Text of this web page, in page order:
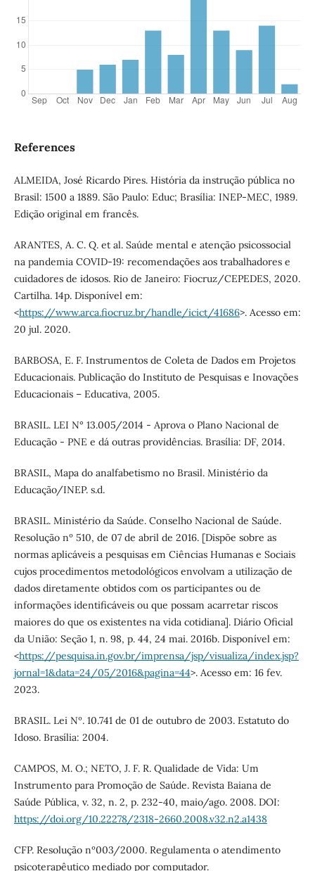
References
ALMEIDA, José Ricardo Pires. História da instrução pública no
Brasil: 1500 a 1889. São Paulo: Educ; Brasília: INEP-MEC, 1989.
Edição original em francês.
ARANTES, A. C. Q. et al. Saúde mental e atenção psicossocial
na pandemia COVID-19: recomendações aos trabalhadores e
cuidadores de idosos. Rio de Janeiro: Fiocruz/CEPEDES, 2020.
Cartilha. 14p. Disponível em:
<https://www.arca.fiocruz.br/handle/icict/41686>. Acesso em:
20 jul. 2020.
BARBOSA, E. F. Instrumentos de Coleta de Dados em Projetos
Educacionais. Publicação do Instituto de Pesquisas e Inovações
Educacionais – Educativa, 2005.
BRASIL. LEI N° 13.005/2014 - Aprova o Plano Nacional de
Educação - PNE e dá outras providências. Brasília: DF, 2014.
BRASIL, Mapa do analfabetismo no Brasil. Ministério da
Educação/INEP. s.d.
BRASIL. Ministério da Saúde. Conselho Nacional de Saúde.
Resolução nº 510, de 07 de abril de 2016. [Dispõe sobre as
normas aplicáveis a pesquisas em Ciências Humanas e Sociais
cujos procedimentos metodológicos envolvam a utilização de
dados diretamente obtidos com os participantes ou de
informações identificáveis ou que possam acarretar riscos
maiores do que os existentes na vida cotidiana]. Diário Oficial
da União: Seção 1, n. 98, p. 44, 24 mai. 2016b. Disponível em:
<https://pesquisa.in.gov.br/imprensa/jsp/visualiza/index.jsp?
jornal=1&data=24/05/2016&pagina=44>. Acesso em: 16 fev.
2023.
BRASIL. Lei Nº. 10.741 de 01 de outubro de 2003. Estatuto do
Idoso. Brasília: 2004.
CAMPOS, M. O.; NETO, J. F. R. Qualidade de Vida: Um
Instrumento para Promoção de Saúde. Revista Baiana de
Saúde Pública, v. 32, n. 2, p. 232-40, maio/ago. 2008. DOI:
https://doi.org/10.22278/2318-2660.2008.v32.n2.a1438
CFP. Resolução nº003/2000. Regulamenta o atendimento
psicoterapêutico mediado por computador.